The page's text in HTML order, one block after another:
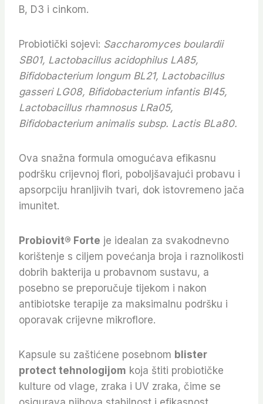
B, D3 i cinkom.
Probiotički sojevi: Saccharomyces boulardii
SB01, Lactobacillus acidophilus LA85,
Bifidobacterium longum BL21, Lactobacillus
gasseri LG08, Bifidobacterium infantis BI45,
Lactobacillus rhamnosus LRa05,
Bifidobacterium animalis subsp. Lactis BLa80.
Ova snažna formula omogućava efikasnu
podršku crijevnoj flori, poboljšavajući probavu i
apsorpciju hranljivih tvari, dok istovremeno jača
imunitet.
Probiovit® Forte je idealan za svakodnevno
korištenje s ciljem povećanja broja i raznolikosti
dobrih bakterija u probavnom sustavu, a
posebno se preporučuje tijekom i nakon
antibiotske terapije za maksimalnu podršku i
oporavak crijevne mikroflore.
Kapsule su zaštićene posebnom blister
protect tehnologijom koja štiti probiotičke
kulture od vlage, zraka i UV zraka, čime se